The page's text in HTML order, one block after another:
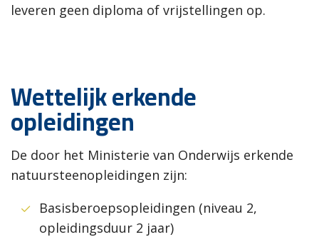
leveren geen diploma of vrijstellingen op.
Wettelijk erkende
opleidingen
De door het Ministerie van Onderwijs erkende
natuursteenopleidingen zijn:
Basisberoepsopleidingen (niveau 2,
opleidingsduur 2 jaar)